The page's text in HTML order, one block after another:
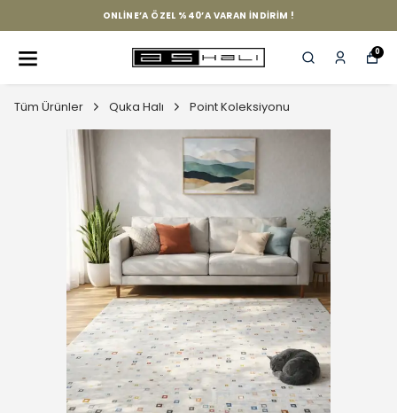
ONLINE’A ÖZEL %40’A VARAN İNDIRIM !
0
Tüm Ürünler Quka Halı Point Koleksiyonu